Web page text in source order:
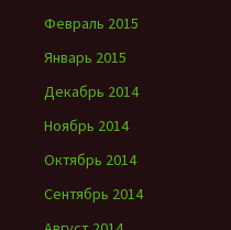
Февраль 2015
Январь 2015
Декабрь 2014
Ноябрь 2014
Октябрь 2014
Сентябрь 2014